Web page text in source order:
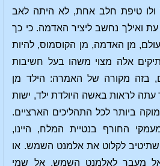
ולו טיפת חלב אחת, לא היתה לאב
עת ואילך נחשב ליציר האדמה. כי כך
מן האדמה, מן הקוסמוס, להיות
אלה מצוי משהו בעל חשיבות
בזה מקורה של האמרה: הילד מן
לראות באשה היולדת ילד, ישות
ביותר לכל התהליכים הארציים.
החורף בנטיית המלח, היינו,
שתיטיב לקלוט את אלמנט השמש. או
מעבר לאלמנט השמש, אל שמי